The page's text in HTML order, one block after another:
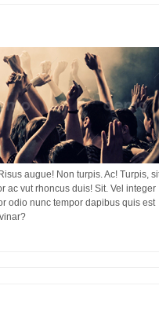
augue! Non turpis. Ac! Turpis,
ac vut rhoncus duis! Sit. Vel integer
odio nunc tempor dapibus quis est